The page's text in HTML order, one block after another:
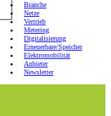
Branche
Netze
Vertrieb
Metering
Digitalisierung
Erneuerbare/Speicher
Elektromobilität
Anbieter
Newsletter